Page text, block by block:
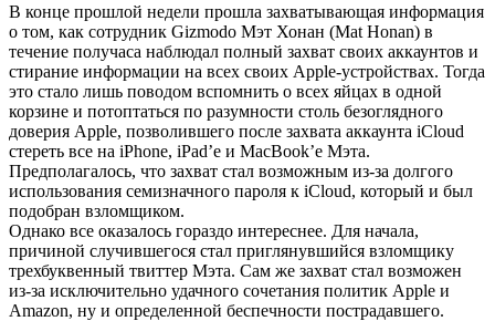
В конце прошлой недели прошла захватывающая информация
о том, как сотрудник Gizmodo Мэт Хонан (Mat Honan) в
течение получаса наблюдал полный захват своих аккаунтов и
стирание информации на всех своих Apple-устройствах. Тогда
это стало лишь поводом вспомнить о всех яйцах в одной
корзине и потоптаться по разумности столь безоглядного
доверия Apple, позволившего после захвата аккаунта iCloud
стереть все на iPhone, iPad’е и MacBook’е Мэта.
Предполагалось, что захват стал возможным из-за долгого
использования семизначного пароля к iCloud, который и был
подобран взломщиком.
Однако все оказалось гораздо интереснее. Для начала,
причиной случившегося стал приглянувшийся взломщику
трехбуквенный твиттер Мэта. Сам же захват стал возможен
из-за исключительно удачного сочетания политик Apple и
Amazon, ну и определенной беспечности пострадавшего.